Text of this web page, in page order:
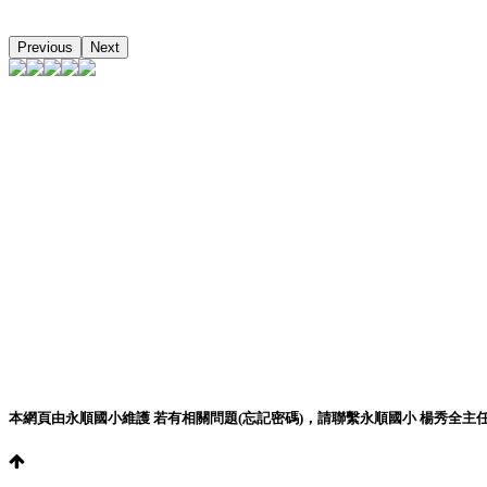
Previous Next
本網頁由永順國小維護 若有相關問題(忘記密碼)，請聯繫永順國小 楊秀全主